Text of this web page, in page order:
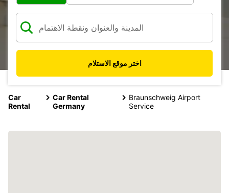
اختر موقع الاستلام
Car
Rental
Car Rental
Germany
Braunschweig Airport
Service